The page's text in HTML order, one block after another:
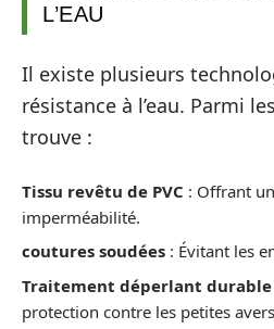
L’EAU
Il existe plusieurs
résistance à l’eau. Parmi
trouve :
Tissu revêtu de PVC : Offrant
imperméabilité.
coutures soudées : Évitant les
Traitement déperlant durable
protection contre les petites